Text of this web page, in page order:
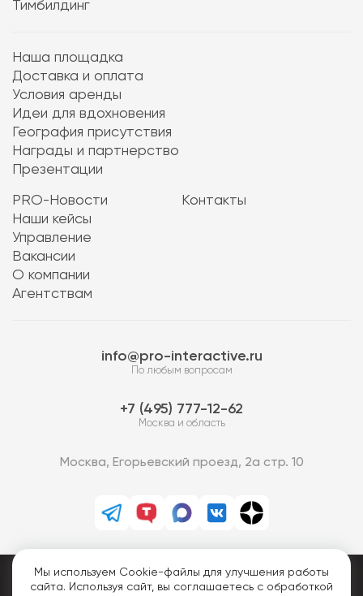
Тимбилдинг
Наша площадка
Доставка и оплата
Условия аренды
Идеи для вдохновения
География присутствия
Награды и партнерство
Презентации
PRO-Новости
Наши кейсы
Управление
Вакансии
О компании
Агентствам
Контакты
info@pro-interactive.ru
По любым вопросам
7 (495) 777-12-62
Москва и область
Москва, Егорьевский проезд, 2а стр. 10
PRO-Интерактив © 2013-2026.
Мы используем Cookie-файлы для улучшения работы
сайта. Используя сайт, вы соглашаетесь с обработкой